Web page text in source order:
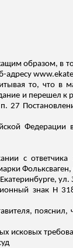
образом, в
адресу
то, что в
и перешел к
27
Федерации
с
знак Н
исковых